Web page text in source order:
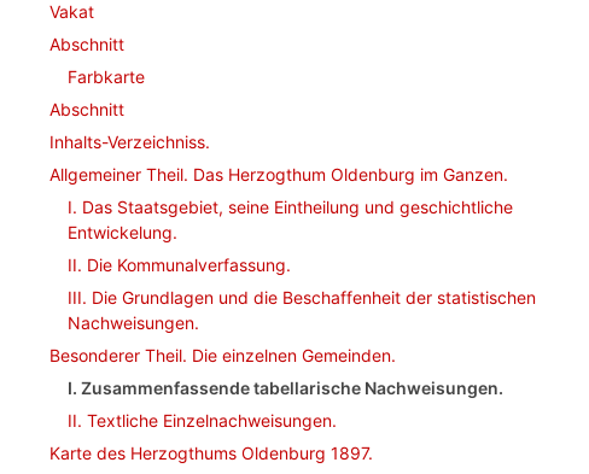
Vakat
Abschnitt
Farbkarte
Abschnitt
Inhalts-Verzeichniss.
Allgemeiner Theil. Das Herzogthum Oldenburg im Ganzen.
I. Das Staatsgebiet, seine Eintheilung und geschichtliche
Entwickelung.
II. Die Kommunalverfassung.
III. Die Grundlagen und die Beschaffenheit der statistischen
Nachweisungen.
Besonderer Theil. Die einzelnen Gemeinden.
I. Zusammenfassende tabellarische Nachweisungen.
II. Textliche Einzelnachweisungen.
Karte des Herzogthums Oldenburg 1897.